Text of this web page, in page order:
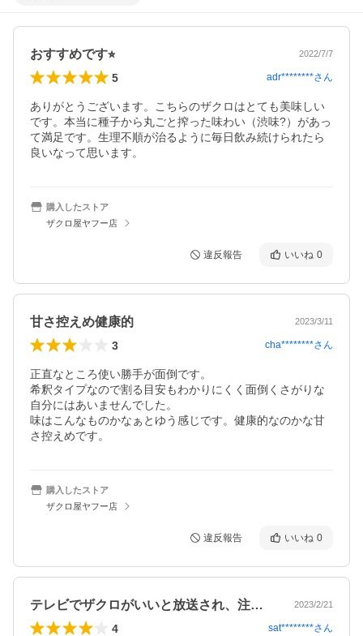
おすすめです⭐︎ 2022/7/7
5 adr********さん
ありがとうございます。こちらのザクロはとても美味しい
です。本当に種子から丸ごと搾った味わい（渋味?）があっ
て満足です。生理不順が治るように毎日飲み続けられたら
良いなって思います。
購入したストア
ザクロ屋ヤフー店
違反報告 いいね 0
甘さ控えめ健康的 2023/3/11
3 cha********さん
正直なところ使い勝手が面倒です。
希釈タイプなので割る目安もわかりにくく面倒くさがりな
自分にはあいませんでした。
味はこんなものかなぁとゆう感じです。健康的なのかな甘
さ控えめです。
購入したストア
ザクロ屋ヤフー店
違反報告 いいね 0
テレビでザクロがいいと放送され、注文が… 2023/2/21
4 sat********さん